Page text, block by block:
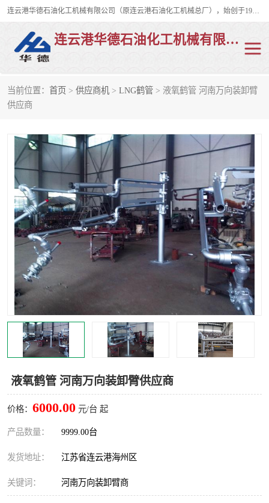
连云港华德石油化工机械有限公司（原连云港石油化工机械总厂），始创于1982年，是从事码头船用流体装卸臂、陆用流体装卸臂（鹤管）、活动梯、钢构平台、定量装车系统等全系列流体装卸设备的设计、制造、销售以及服务的专业供应商。
连云港华德石油化工机械有限公司
当前位置： 首页 > 供应商机 > LNG鹤管 > 液氧鹤管 河南万向装卸臂
供应商
液氧鹤管 河南万向装卸臂供应商
价格： 6000.00 元/台 起
产品数量： 9999.00台
发货地址： 江苏省连云港海州区
关键词： 河南万向装卸臂商
陆用流体装卸臂
液氨鹤管 液氯鹤管
LNG鹤管 活动梯
平台栈桥 卸车鹤管
装车鹤管 输油臂
紧急脱离干式接头 火车鹤管
汽车鹤管
底部鹤管 低温鹤管
浮动出油装置 鹤管